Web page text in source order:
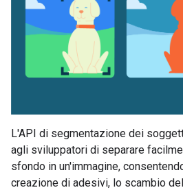
L'API di segmentazione dei
agli sviluppatori di separare
sfondo in un'immagine,
creazione di adesivi, lo scambio